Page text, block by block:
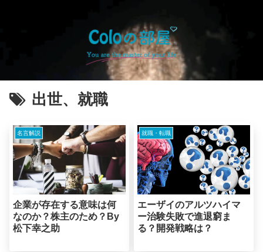
出世、就職
名言解説
企業が存在する意味は何
なのか？株主のため？By
松下幸之助
就職・転職
エーザイのアルツハイマ
ー治験失敗で進退窮ま
る？開発戦略は？